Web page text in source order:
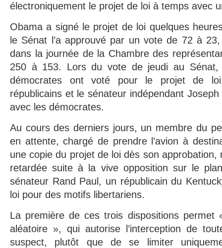
électroniquement le projet de loi à temps avec
Obama a signé le projet de loi quelques
le Sénat l’a approuvé par un vote de 72 à
dans la journée de la Chambre des
250 à 153. Lors du vote de jeudi au
démocrates ont voté pour le projet de
républicains et le sénateur indépendant
avec les démocrates.
Au cours des derniers jours, un membre du
en attente, chargé de prendre l’avion à
une copie du projet de loi dès son approbation,
retardée suite à la vive opposition sur le
sénateur Rand Paul, un républicain du
loi pour des motifs libertariens.
La première de ces trois dispositions permet
aléatoire », qui autorise l’interception de
suspect, plutôt que de se limiter